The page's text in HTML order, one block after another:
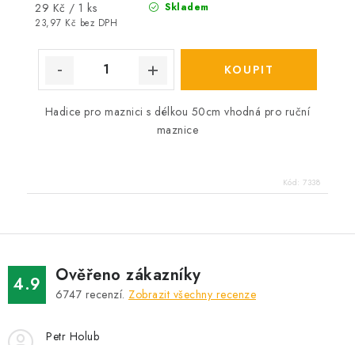
Skladem
23,97 Kč bez DPH
Měrná
cena:
29 Kč / 1 ks
Hadice pro maznici s délkou 50cm vhodná pro ruční
maznice
Kód: 7338
4.9 Ověřeno zákazníky
6747 recenzí. Zobrazit všechny recenze
Petr Holub